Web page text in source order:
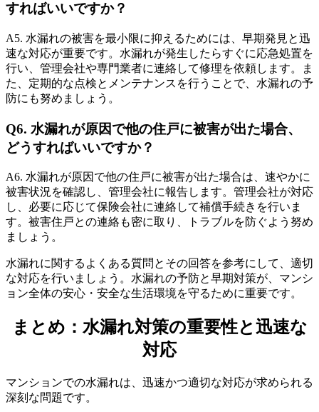
一般的な水漏れ修理の費用目安
すればいいですか？
A5. 水漏れの被害を最小限に抑えるためには、早期発見と迅
速な対応が重要です。水漏れが発生したらすぐに応急処置を
行い、管理会社や専門業者に連絡して修理を依頼します。ま
た、定期的な点検とメンテナンスを行うことで、水漏れの予
防にも努めましょう。
Q6. 水漏れが原因で他の住戸に被害が出た場合、
どうすればいいですか？
A6. 水漏れが原因で他の住戸に被害が出た場合は、速やかに
被害状況を確認し、管理会社に報告します。管理会社が対応
し、必要に応じて保険会社に連絡して補償手続きを行いま
す。被害住戸との連絡も密に取り、トラブルを防ぐよう努め
ましょう。
水漏れに関するよくある質問とその回答を参考にして、適切
な対応を行いましょう。水漏れの予防と早期対策が、マンシ
ョン全体の安心・安全な生活環境を守るために重要です。
まとめ：水漏れ対策の重要性と迅速な
対応
マンションでの水漏れは、迅速かつ適切な対応が求められる
深刻な問題です。